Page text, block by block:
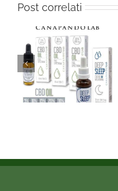
Post correlati